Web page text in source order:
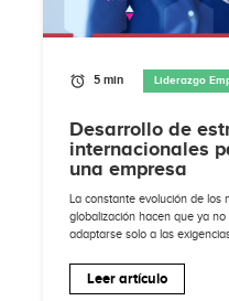
5 min Liderazgo
Desarrollo de
internacionales
una empresa
La constante evolución de los
globalización hacen que ya
adaptarse solo a las
Leer artículo